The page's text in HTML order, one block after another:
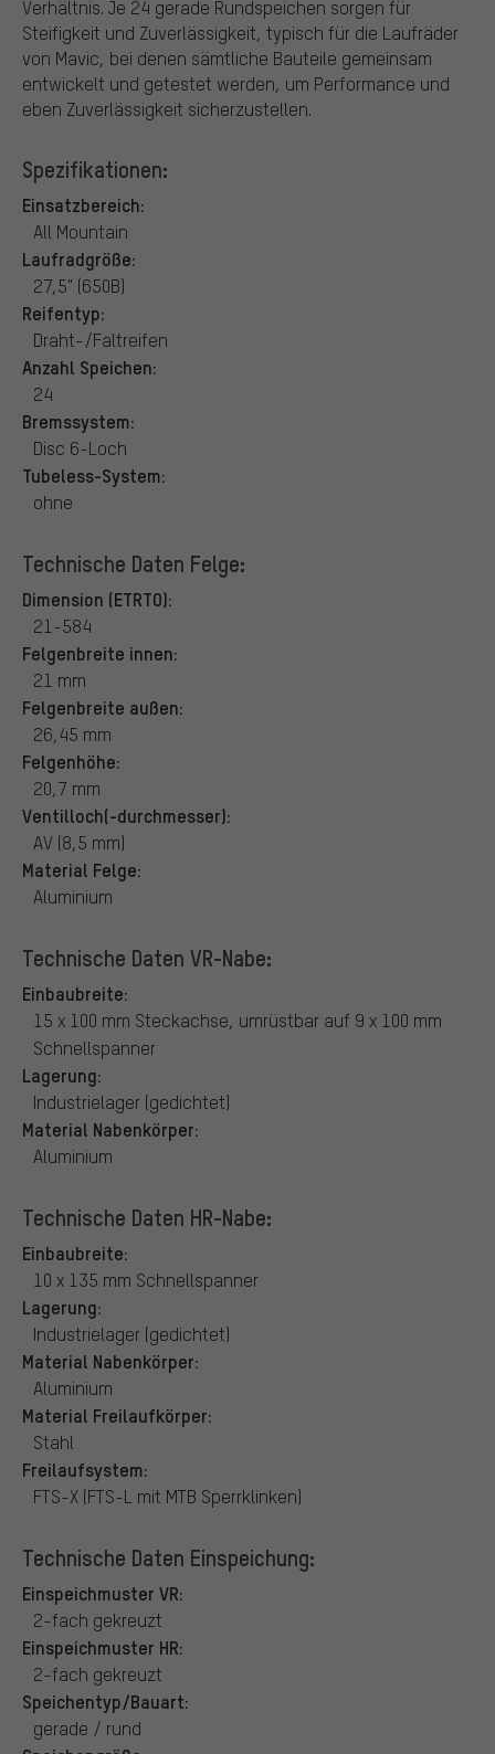
Verhältnis. Je 24 gerade Rundspeichen sorgen für
Steifigkeit und Zuverlässigkeit, typisch für die Laufräder
von Mavic, bei denen sämtliche Bauteile gemeinsam
entwickelt und getestet werden, um Performance und
eben Zuverlässigkeit sicherzustellen.
Spezifikationen:
Einsatzbereich:
All Mountain
Laufradgröße:
27,5" (650B)
Reifentyp:
Draht-/Faltreifen
Anzahl Speichen:
24
Bremssystem:
Disc 6-Loch
Tubeless-System:
ohne
Technische Daten Felge:
Dimension (ETRTO):
21-584
Felgenbreite innen:
21 mm
Felgenbreite außen:
26,45 mm
Felgenhöhe:
20,7 mm
Ventilloch(-durchmesser):
AV (8,5 mm)
Material Felge:
Aluminium
Technische Daten VR-Nabe:
Einbaubreite:
15 x 100 mm Steckachse, umrüstbar auf 9 x 100 mm
Schnellspanner
Lagerung:
Industrielager (gedichtet)
Material Nabenkörper:
Aluminium
Technische Daten HR-Nabe:
Einbaubreite:
10 x 135 mm Schnellspanner
Lagerung:
Industrielager (gedichtet)
Material Nabenkörper:
Aluminium
Material Freilaufkörper:
Stahl
Freilaufsystem:
FTS-X (FTS-L mit MTB Sperrklinken)
Technische Daten Einspeichung:
Einspeichmuster VR:
2-fach gekreuzt
Einspeichmuster HR:
2-fach gekreuzt
Speichentyp/Bauart:
gerade / rund